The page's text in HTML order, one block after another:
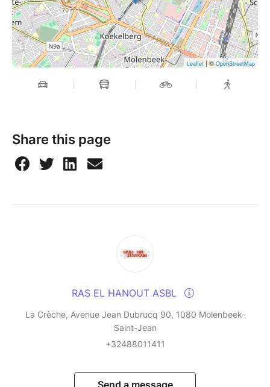
Leaflet| ©OpenStreetMap
Share this page
RAS EL HANOUT ASBL
La Crèche, Avenue Jean Dubrucq 90, 1080 Molenbeek-
Saint-Jean
+32488011411